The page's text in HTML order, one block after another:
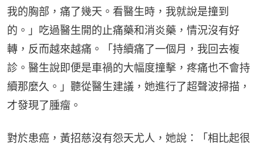
我的胸部，痛了幾天。看醫生時，我就說是撞到
的。」吃過醫生開的止痛藥和消炎藥，情況沒有好
轉，反而越來越痛。「持續痛了一個月，我回去複
診。醫生說即便是車禍的大幅度撞擊，疼痛也不會持
續那麼久。」聽從醫生建議，她進行了超聲波掃描，
才發現了腫瘤。
對於患癌，黃招慈沒有怨天尤人，她說：「相比起很